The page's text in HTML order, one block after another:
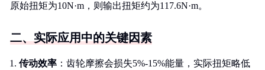
原始扭矩为10N·m，则输出扭矩约为117.6N·m。
二、实际应用中的关键因素
传动效率 ：齿轮摩擦会损失5%-15%能量，实际扭矩略低